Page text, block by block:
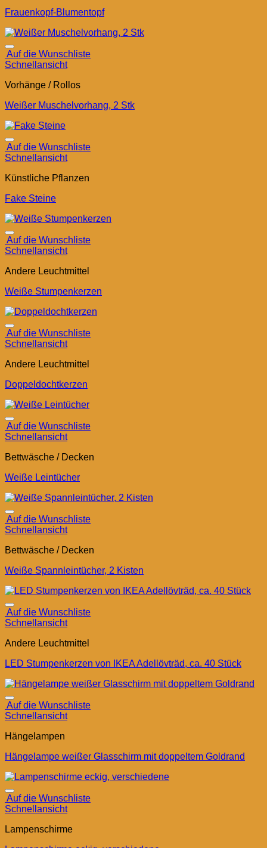
Frauenkopf-Blumentopf
Auf die Wunschliste
Schnellansicht
Vorhänge / Rollos
Weißer Muschelvorhang, 2 Stk
Auf die Wunschliste
Schnellansicht
Künstliche Pflanzen
Fake Steine
Auf die Wunschliste
Schnellansicht
Andere Leuchtmittel
Weiße Stumpenkerzen
Auf die Wunschliste
Schnellansicht
Andere Leuchtmittel
Doppeldochtkerzen
Auf die Wunschliste
Schnellansicht
Bettwäsche / Decken
Weiße Leintücher
Auf die Wunschliste
Schnellansicht
Bettwäsche / Decken
Weiße Spannleintücher, 2 Kisten
Auf die Wunschliste
Schnellansicht
Andere Leuchtmittel
LED Stumpenkerzen von IKEA Adellövträd, ca. 40 Stück
Auf die Wunschliste
Schnellansicht
Hängelampen
Hängelampe weißer Glasschirm mit doppeltem Goldrand
Auf die Wunschliste
Schnellansicht
Lampenschirme